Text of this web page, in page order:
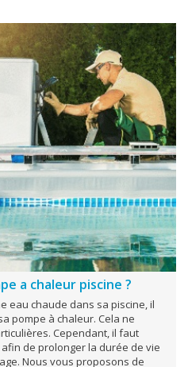
a chaleur piscine ?
eau chaude dans sa piscine, il
pompe à chaleur. Cela ne
Cependant, il faut
de prolonger la durée de vie
Nous vous proposons de